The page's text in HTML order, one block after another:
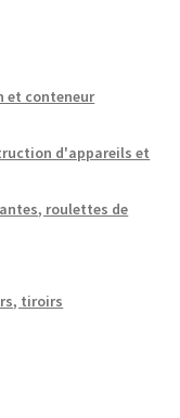
et conteneur
d'appareils et
roulettes de
tiroirs